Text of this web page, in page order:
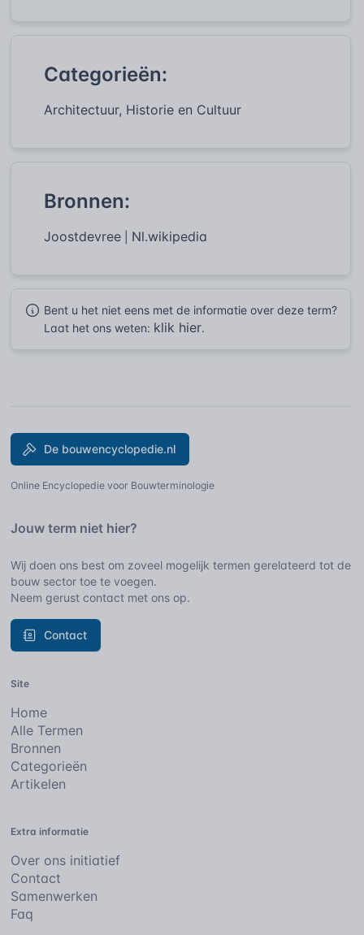
Categorieën:
Architectuur, Historie en Cultuur
Bronnen:
Joostdevree Nl.wikipedia
Bent u het niet eens met de informatie over deze term?
Laat het ons weten: klik hier.
De bouwencyclopedie.nl
Online Encyclopedie voor Bouwterminologie
Jouw term niet hier?
Wij doen ons best om zoveel mogelijk termen gerelateerd tot de
bouw sector toe te voegen.
Neem gerust contact met ons op.
Contact
Site
Home
Alle Termen
Bronnen
Categorieën
Artikelen
Extra informatie
Over ons initiatief
Contact
Samenwerken
Faq